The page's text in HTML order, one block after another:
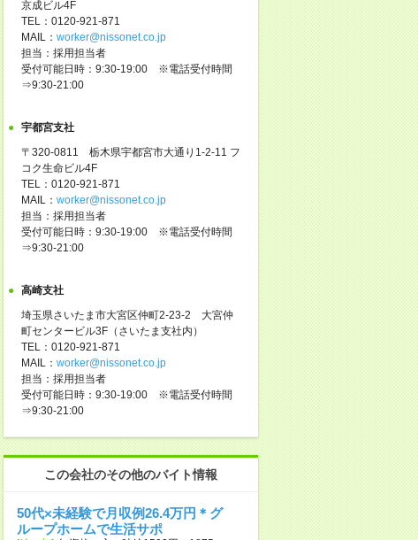
京成ビル4F
TEL：0120-921-871
MAIL： worker@nissonet.co.jp
担当：採用担当者
受付可能日時：9:30-19:00 ※電話受付時間
⇒9:30-21:00
宇都宮支社
〒320-0811 栃木県宇都宮市大通り1-2-11 フ
コク生命ビル4F
TEL：0120-921-871
MAIL： worker@nissonet.co.jp
担当：採用担当者
受付可能日時：9:30-19:00 ※電話受付時間
⇒9:30-21:00
高崎支社
埼玉県さいたま市大宮区仲町2-23-2 大宮仲
町センタービル3F（さいたま支社内）
TEL：0120-921-871
MAIL： worker@nissonet.co.jp
担当：採用担当者
受付可能日時：9:30-19:00 ※電話受付時間
⇒9:30-21:00
この会社のその他のバイト情報
50代×未経験で月収例26.4万円＊グ
ループホームで生活サポ